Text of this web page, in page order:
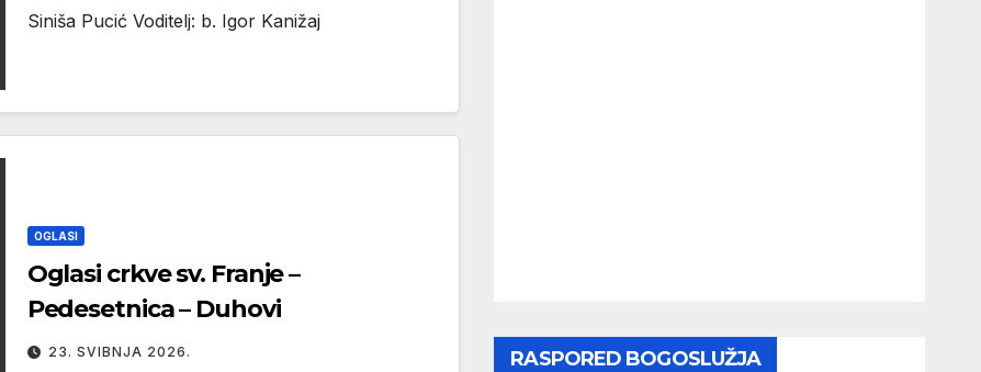
Siniša Pucić Voditelj: b. Igor Kanižaj
OGLASI
Oglasi crkve sv. Franje –
Pedesetnica – Duhovi
23. SVIBNJA 2026. RASPORED BOGOSLUŽJA